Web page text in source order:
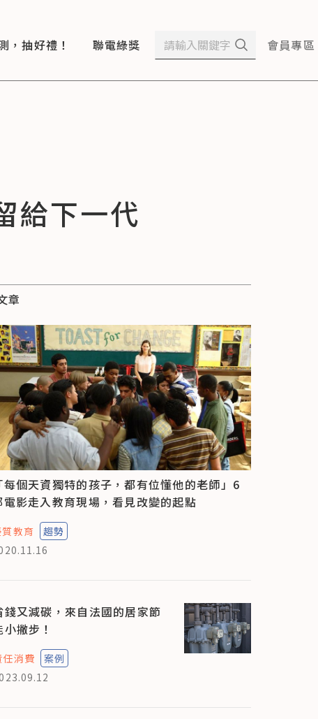
，抽好禮！ 聯電綠獎 會員專區
給下一代
章
每個天資獨特的孩子，都有位懂他的老師」6
電影走入教育現場，看見改變的起點
教育
趨勢
錢又減碳，來自法國的居家節
小撇步！
任消費
案例